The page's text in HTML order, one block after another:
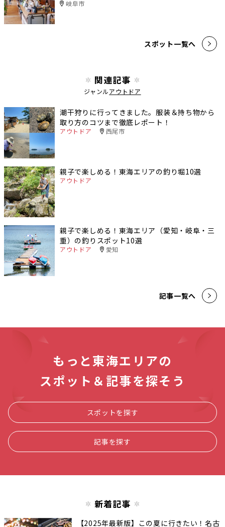
岐阜市
スポット一覧へ
関連記事
ジャンルアウトドア
潮干狩りに行ってきました。服装＆持ち物から
取り方のコツまで徹底レポート！
アウトドア 西尾市
親子で楽しめる！東海エリアの釣り堀10選
アウトドア
親子で楽しめる！東海エリア（愛知・岐阜・三
重）の釣りスポット10選
アウトドア 愛知
記事一覧へ
もっと東海エリアの
スポット＆記事を探そう
スポットを探す
記事を探す
新着記事
【2025年最新版】この夏に行きたい！名古